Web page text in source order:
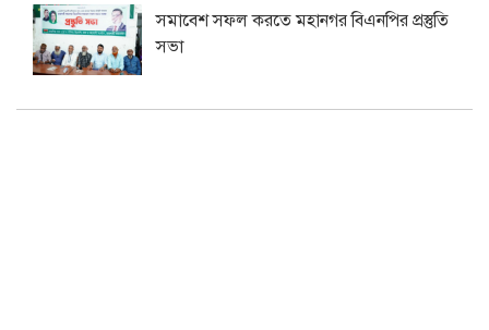
সমাবেশ সফল করতে মহানগর বিএনপির প্রস্তুতি
সভা